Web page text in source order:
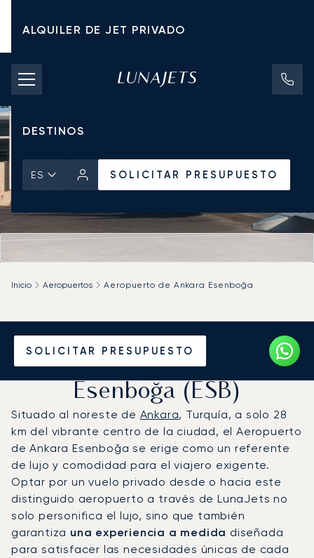
ALQUILER DE JET PRIVADO
TARIFAS DE CHÁRTER
JETS PRIVADOS
DESTINOS
ES SOLICITAR PRESUPUESTO
SOLICITAR PRESUPUESTO
Inicio Aeropuertos Aeropuerto de Ankara Esenboğa
Vuele en Jet Privado al
Aeropuerto de Ankara
Esenboğa (ESB)
Situado al noreste de Ankara, Turquía, a solo 28
km del vibrante centro de la ciudad, el Aeropuerto
de Ankara Esenboğa se erige como un referente
de lujo y comodidad para el viajero exigente.
Optar por un vuelo privado desde o hacia este
distinguido aeropuerto a través de LunaJets no
solo personifica el lujo, sino que también
garantiza una experiencia a medida diseñada
para satisfacer las necesidades únicas de cada